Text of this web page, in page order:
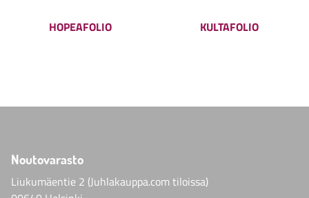
HOPEAFOLIO KULTAFOLIO
Noutovarasto
Liukumäentie 2 (Juhlakauppa.com tiloissa)